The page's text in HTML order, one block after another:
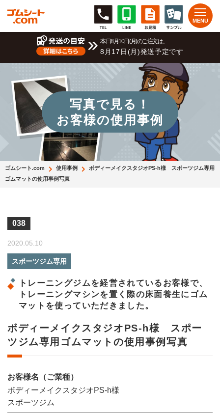
本日8月10日(月)のご注文は、
8月17日(月)発送予定です
写真で見る！
お客様の使用事例
ゴムシート.com 使用事例
ボディーメイクスタジオPS-h様 スポーツジム専用
ゴムマットの使用事例写真
038
2020.05.10
スポーツジム専用
トレーニングジムを経営されているお客様で、
トレーニングマシンを置く際の床面養生にゴム
マットを使っていただきました。
ボディーメイクスタジオPS-h様 スポー
ツジム専用ゴムマットの使用事例写真
お客様名（ご業種）
ボディーメイクスタジオPS-h様
スポーツジム